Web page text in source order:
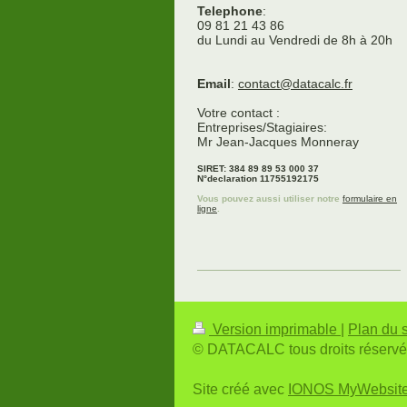
Telephone:
09 81 21 43 86
du Lundi au Vendredi de 8h à 20h
Email: contact@datacalc.fr
Votre contact :
Entreprises/Stagiaires:
Mr Jean-Jacques Monneray
SIRET: 384 89 89 53 000 37
N°declaration 11755192175
Vous pouvez aussi utiliser notre formulaire en
ligne
Version imprimable
Plan du
© DATACALC tous droits
Site créé avec IONOS